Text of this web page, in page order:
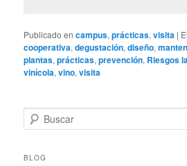
Publicado en campus,prácticas,visita |
cooperativa,degustación,diseño,
plantas,prácticas,prevención, Riesgos
vinícola,vino,visita
u
c
BLOG